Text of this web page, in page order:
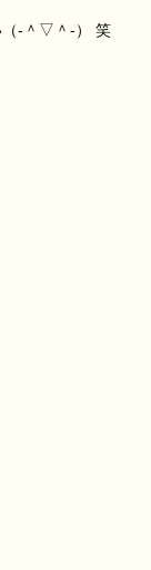
‐＾▽＾‐） 笑